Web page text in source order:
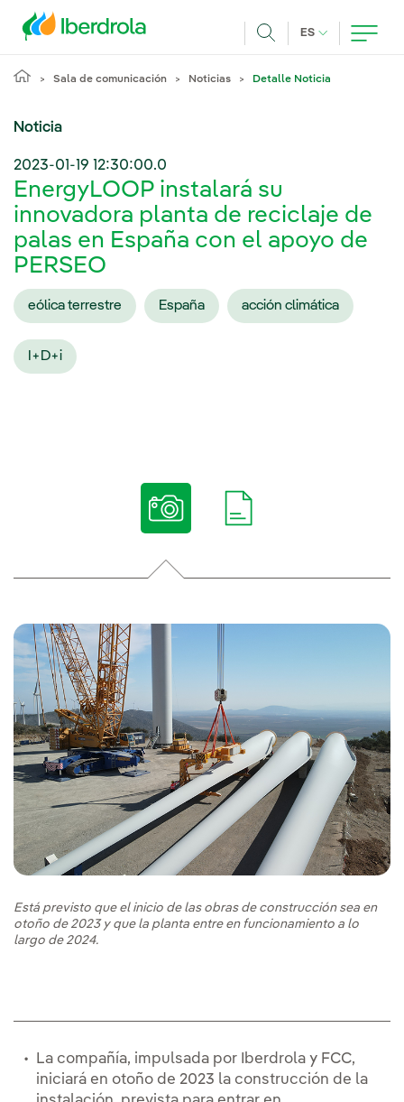
ES IDIOMA
Sala de comunicación Noticias Detalle Noticia
Noticia
2023-01-19 12:30:00.0
EnergyLOOP instalará su
innovadora planta de reciclaje de
palas en España con el apoyo de
PERSEO
eólica terrestre España acción climática
I+D+i
Está previsto que el inicio de las obras de construcción sea en
otoño de 2023 y que la planta entre en funcionamiento a lo
largo de 2024.
La compañía, impulsada por Iberdrola y FCC,
iniciará en otoño de 2023 la construcción de la